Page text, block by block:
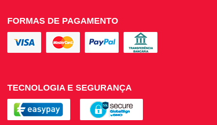
FORMAS DE PAGAMENTO
TECNOLOGIA E SEGURANÇA